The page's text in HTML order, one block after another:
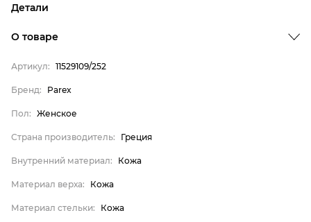
Детали
Страна производитель
Внутренний материал
Материал верха
Материал стельки
Кожа
О товаре
Артикул: 11529109/252
Бренд: Parex
Пол: Женское
Страна производитель: Греция
Внутренний материал: Кожа
Материал верха: Кожа
Материал стельки: Кожа